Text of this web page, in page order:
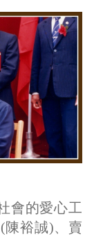
會的愛心工
陳裕誠)、賣